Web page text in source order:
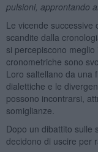
pulsioni, approntando
Le vicende successive
scandite dalla
si percepiscono
cronometriche sono
Loro saltellano da una
dialettiche e le
possono incontrarsi,
somiglianze.
Dopo un dibattito sulle
decidono di uscire per